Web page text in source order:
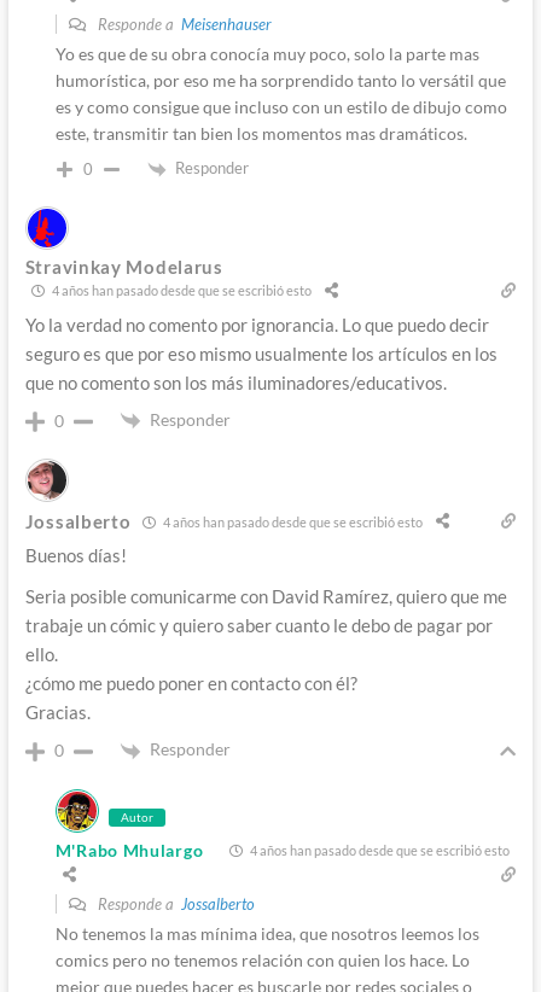
Responde a Meisenhauser
Yo es que de su obra conocía muy poco, solo la parte mas
humorística, por eso me ha sorprendido tanto lo versátil que
es y como consigue que incluso con un estilo de dibujo como
este, transmitir tan bien los momentos mas dramáticos.
0 Responder
Stravinkay Modelarus
4 años han pasado desde que se escribió esto
Yo la verdad no comento por ignorancia. Lo que puedo decir
seguro es que por eso mismo usualmente los artículos en los
que no comento son los más iluminadores/educativos.
0 Responder
Jossalberto 4 años han pasado desde que se escribió esto
Buenos días!
Seria posible comunicarme con David Ramírez, quiero que me
trabaje un cómic y quiero saber cuanto le debo de pagar por
ello.
¿cómo me puedo poner en contacto con él?
Gracias.
0 Responder
Autor
M'Rabo Mhulargo 4 años han pasado desde que se escribió esto
Responde a Jossalberto
No tenemos la mas mínima idea, que nosotros leemos los
comics pero no tenemos relación con quien los hace. Lo
mejor que puedes hacer es buscarle por redes sociales o